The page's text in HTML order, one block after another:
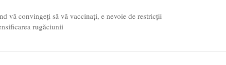
vă convingeți să vă vaccinați, e nevoie de restricții
rugăciunii